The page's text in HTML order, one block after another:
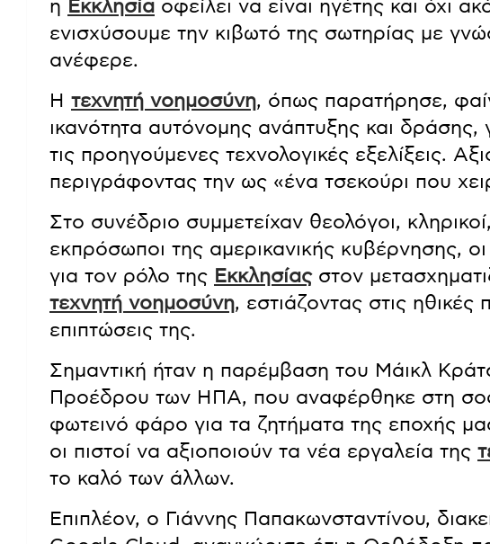
η Εκκλησία οφείλει να είναι ηγέτης και όχι
ενισχύσουμε την κιβωτό της σωτηρίας με
ανέφερε.
Η τεχνητή νοημοσύνη, όπως παρατήρησε,
ικανότητα αυτόνομης ανάπτυξης και
τις προηγούμενες τεχνολογικές εξελίξεις.
περιγράφοντας την ως «ένα τσεκούρι που
Στο συνέδριο συμμετείχαν θεολόγοι,
εκπρόσωποι της αμερικανικής κυβέρνησης,
για τον ρόλο της Εκκλησίαςστον
τεχνητή νοημοσύνη, εστιάζοντας στις ηθικές
επιπτώσεις της.
Σημαντική ήταν η παρέμβαση του Μάικλ
Προέδρου των ΗΠΑ, που αναφέρθηκε στη
φωτεινό φάρο για τα ζητήματα της εποχής
οι πιστοί να αξιοποιούν τα νέα εργαλεία της
το καλό των άλλων.
Επιπλέον, ο Γιάννης Παπακωνσταντίνου,